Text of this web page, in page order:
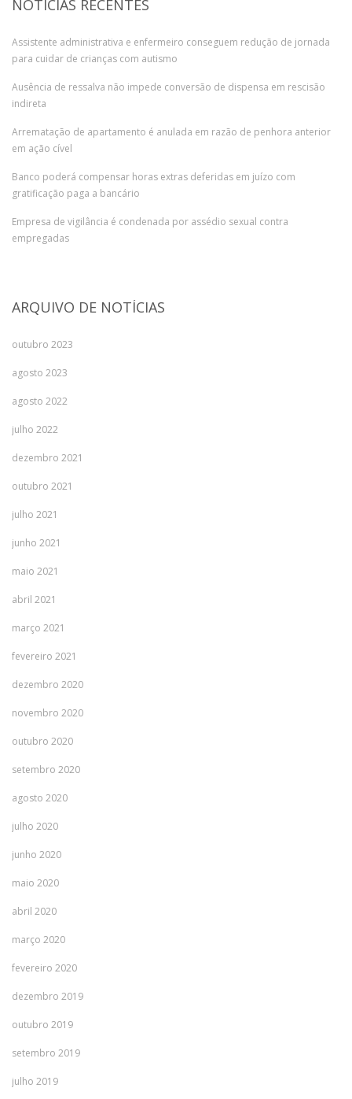
NOTÍCIAS RECENTES
Assistente administrativa e enfermeiro conseguem redução de jornada
para cuidar de crianças com autismo
Ausência de ressalva não impede conversão de dispensa em rescisão
indireta
Arrematação de apartamento é anulada em razão de penhora anterior
em ação cível
Banco poderá compensar horas extras deferidas em juízo com
gratificação paga a bancário
Empresa de vigilância é condenada por assédio sexual contra
empregadas
ARQUIVO DE NOTÍCIAS
outubro 2023
agosto 2023
agosto 2022
julho 2022
dezembro 2021
outubro 2021
julho 2021
junho 2021
maio 2021
abril 2021
março 2021
fevereiro 2021
dezembro 2020
novembro 2020
outubro 2020
setembro 2020
agosto 2020
julho 2020
junho 2020
maio 2020
abril 2020
março 2020
fevereiro 2020
dezembro 2019
outubro 2019
setembro 2019
julho 2019